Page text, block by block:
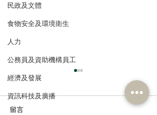
民政及文體
食物安全及環境衛生
人力
公務員及資助機構員工
經濟及發展
資訊科技及廣播
留言